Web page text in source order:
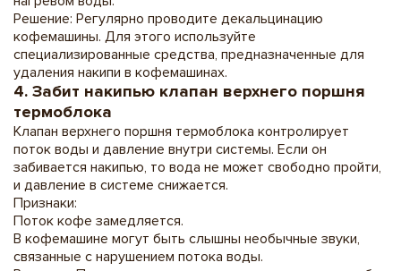
Решение: Регулярно проводите декальцинацию
кофемашины. Для этого используйте
специализированные средства, предназначенные для
удаления накипи в кофемашинах.
4. Забит накипью клапан верхнего поршня
термоблока
Клапан верхнего поршня термоблока контролирует
поток воды и давление внутри системы. Если он
забивается накипью, то вода не может свободно пройти,
и давление в системе снижается.
Признаки:
Поток кофе замедляется.
В кофемашине могут быть слышны необычные звуки,
связанные с нарушением потока воды.